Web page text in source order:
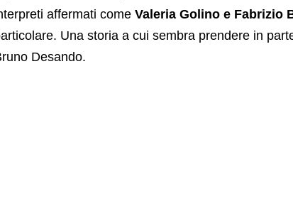
affermati come Valeria Golino e Fabrizio
Una storia a cui sembra prendere in
Desando.